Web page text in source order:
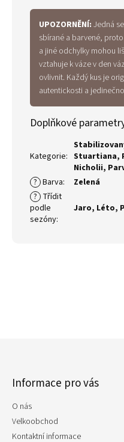
UPOZORNĚNÍ: Jedná
sbírané a barvené,
a jiné odchylky mohou
vztahuje k váze v den
ovlivnit. Každý kus je
autentickosti a
Doplňkové
Kategorie: Stuartiana,
Nicholii,
? Barva:
Zelená
? Třídit
podle
sezóny:
Jaro, Léto,
Informace pro vás
O nás
Velkoobchod
Kontaktní informace